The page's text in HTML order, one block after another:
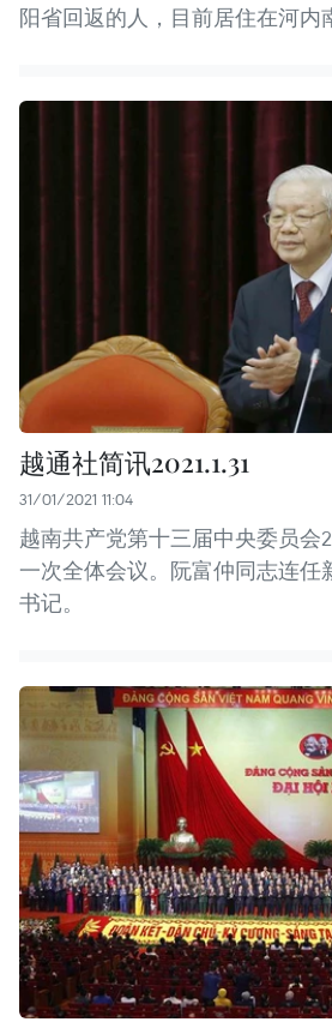
阳省回返的人，目前居住在河内
越通社简讯2021.1.31
31/01/2021 11:04
越南共产党第十三届中央委员会
一次全体会议。阮富仲同志连任
书记。